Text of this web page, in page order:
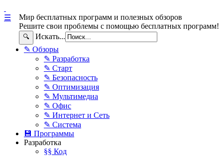
Мир бесплатных программ и полезных обзоров
Решите свои проблемы с помощью бесплатных программ!
🔍 Искать...
☰
✎ Обзоры
✎ Разработка
✎ Старт
✎ Безопасность
✎ Оптимизация
✎ Мультимедиа
✎ Офис
✎ Интернет и Сеть
✎ Система
💾 Программы
Разработка
§§ Код